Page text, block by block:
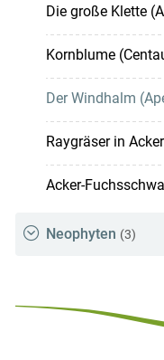
Die große Klette
Kornblume
Der Windhalm
Raygräser in
Acker-
Neophyten (3)